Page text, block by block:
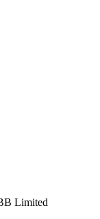
Limited